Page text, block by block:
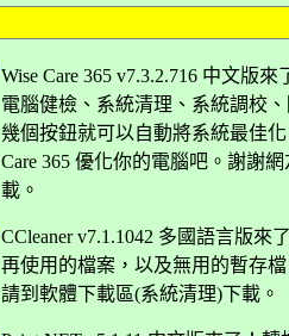
Wise Care 365 v7.3.2.716 中文版
電腦健檢、系統清理、系統調校
幾個按鈕就可以自動將系統最佳
Care 365 優化你的電腦吧。謝謝
載。
CCleaner v7.1.1042 多國語言版
再使用的檔案，以及無用的暫存
請到軟體下載區(系統清理)下載。